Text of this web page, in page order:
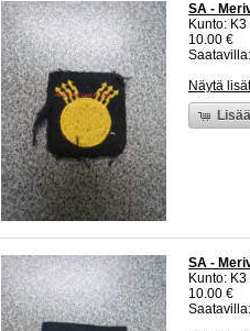
SA -
Kunto:
10.00 €
Näytä
SA -
Kunto:
10.00 €